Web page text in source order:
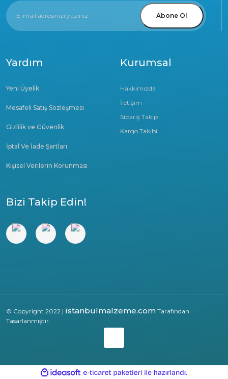
Abone Ol
Kurumsal
Hakkımızda
İletişim
Sipariş Takip
Kargo Takibi
Yardım
Yeni Üyelik
Mesafeli Satış Sözleşmesi
Gizlilik ve Güvenlik
İptal Ve İade Şartları
Kişisel Verilerin Korunması
Bizi Takip Edin!
© Copyright 2022 | istanbulmalzeme.com Tarafından
Tasarlanmıştır.
ideasoft
e-